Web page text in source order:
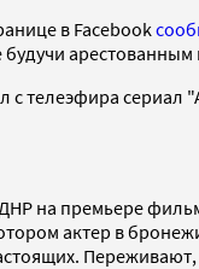
в Facebook
с телеэфира
на премьере
актер в